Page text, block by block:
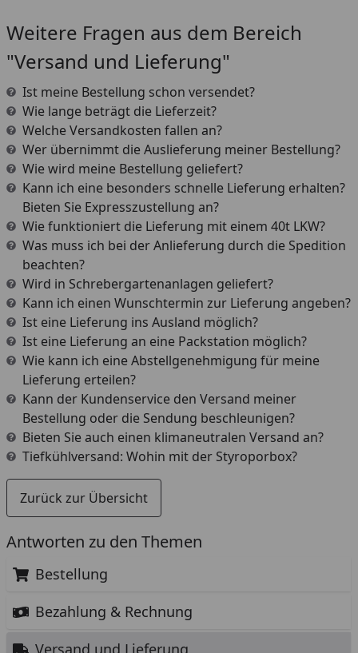
Antworten zu den Themen
Bestellung
Bezahlung & Rechnung
Versand und Lieferung
Weitere Fragen aus dem Bereich
"Versand und Lieferung"
Ist meine Bestellung schon versendet?
Wie lange beträgt die Lieferzeit?
Welche Versandkosten fallen an?
Wer übernimmt die Auslieferung meiner Bestellung?
Wie wird meine Bestellung geliefert?
Kann ich eine besonders schnelle Lieferung erhalten?
Bieten Sie Expresszustellung an?
Wie funktioniert die Lieferung mit einem 40t LKW?
Was muss ich bei der Anlieferung durch die Spedition
beachten?
Wird in Schrebergartenanlagen geliefert?
Kann ich einen Wunschtermin zur Lieferung angeben?
Ist eine Lieferung ins Ausland möglich?
Ist eine Lieferung an eine Packstation möglich?
Wie kann ich eine Abstellgenehmigung für meine
Lieferung erteilen?
Kann der Kundenservice den Versand meiner
Bestellung oder die Sendung beschleunigen?
Bieten Sie auch einen klimaneutralen Versand an?
Tiefkühlversand: Wohin mit der Styroporbox?
Zurück zur Übersicht